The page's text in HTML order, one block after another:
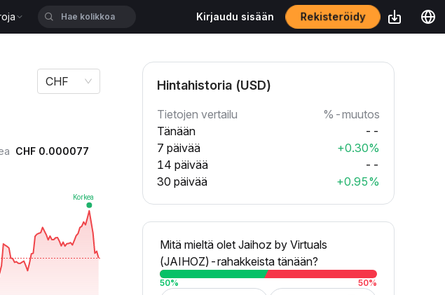
Kirjaudu sisään Rekisteröidy
CHF
CHF 0.000077
Hintahistoria (USD)
Tietojen vertailu
%-muutos
Tänään
--
7 päivää
+0.30%
14 päivää
--
30 päivää
+0.95%
Mitä mieltä olet Jaihoz by Virtuals
(JAIHOZ)-rahakkeista tänään?
50% 50%